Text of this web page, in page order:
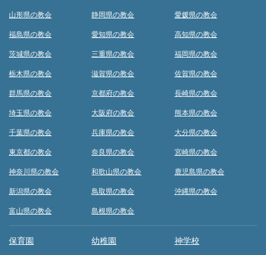
山形県の教会
福島県の教会
茨城県の教会
栃木県の教会
群馬県の教会
埼玉県の教会
千葉県の教会
東京都の教会
神奈川県の教会
新潟県の教会
富山県の教会
静岡県の教会
愛知県の教会
三重県の教会
滋賀県の教会
京都府の教会
大阪府の教会
兵庫県の教会
奈良県の教会
和歌山県の教会
鳥取県の教会
島根県の教会
愛媛県の教会
高知県の教会
福岡県の教会
佐賀県の教会
長崎県の教会
熊本県の教会
大分県の教会
宮崎県の教会
鹿児島県の教会
沖縄県の教会
保育園 幼稚園 神学校